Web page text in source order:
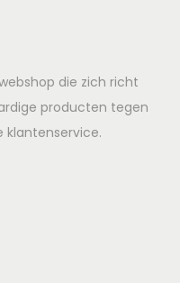
die zich richt
producten tegen
klantenservice.